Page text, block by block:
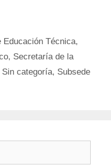
Educación Técnica,
, Secretaría de la
Sin categoría, Subsede